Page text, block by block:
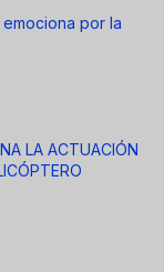
por la
LA ACTUACIÓN